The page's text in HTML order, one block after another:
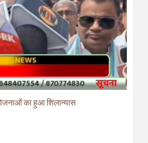
का हुआ शिलान्यास